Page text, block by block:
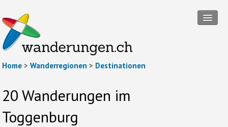
Tourensuche
Touren
Wanderregionen
Home > Wanderregionen > Destinationen
20 Wanderungen im
Toggenburg